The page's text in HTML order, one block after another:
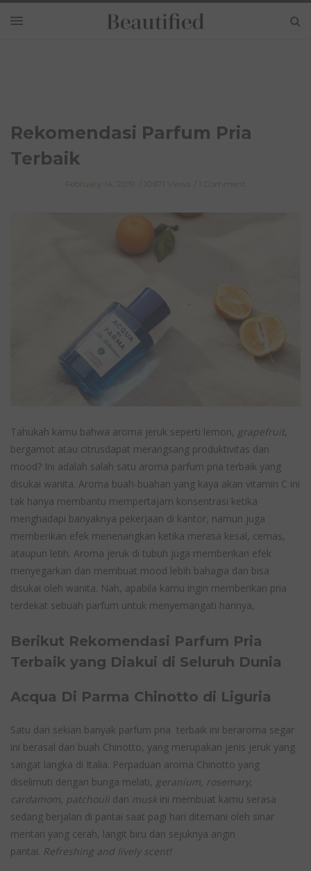
Rekomendasi Parfum Pria
Terbaik
February 14, 2019 10671 Views 1 Comment
Tahukah kamu bahwa aroma jeruk seperti lemon, grapefruit,
bergamot atau citrusdapat merangsang produktivitas dan
mood? Ini adalah salah satu aroma parfum pria terbaik yang
disukai wanita. Aroma buah-buahan yang kaya akan vitamin C ini
tak hanya membantu mempertajam konsentrasi ketika
menghadapi banyaknya pekerjaan di kantor, namun juga
memberikan efek menenangkan ketika merasa kesal, cemas,
ataupun letih. Aroma jeruk di tubuh juga memberikan efek
menyegarkan dan membuat mood lebih bahagia dan bisa
disukai oleh wanita. Nah, apabila kamu ingin memberikan pria
terdekat sebuah parfum untuk menyemangati harinya,
Berikut Rekomendasi Parfum Pria
Terbaik yang Diakui di Seluruh Dunia
Acqua Di Parma Chinotto di Liguria
Satu dari sekian banyak parfum pria terbaik ini beraroma segar
ini berasal dari buah Chinotto, yang merupakan jenis jeruk yang
sangat langka di Italia. Perpaduan aroma Chinotto yang
diselimuti dengan bunga melati, geranium, rosemary,
cardamom, patchoulidan musk ini membuat kamu serasa
sedang berjalan di pantai saat pagi hari ditemani oleh sinar
mentari yang cerah, langit biru dan sejuknya angin
pantai. Refreshing and lively scent!